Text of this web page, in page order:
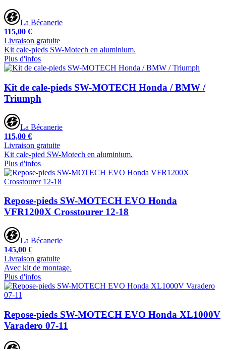
La Bécanerie
115,00 €
Livraison gratuite
Kit cale-pieds SW-Motech en aluminium.
Plus d'infos
Kit de cale-pieds SW-MOTECH Honda / BMW /
Triumph
La Bécanerie
115,00 €
Livraison gratuite
Kit cale-pied SW-Motech en aluminium.
Plus d'infos
Repose-pieds SW-MOTECH EVO Honda
VFR1200X Crosstourer 12-18
La Bécanerie
145,00 €
Livraison gratuite
Avec kit de montage.
Plus d'infos
Repose-pieds SW-MOTECH EVO Honda XL1000V
Varadero 07-11